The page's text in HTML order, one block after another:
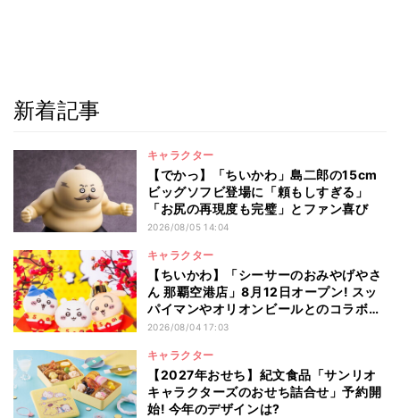
新着記事
キャラクター
【でかっ】「ちいかわ」島二郎の15cm
ビッグソフビ登場に「頼もしすぎる」
「お尻の再現度も完璧」とファン喜び
2026/08/05 14:04
キャラクター
【ちいかわ】「シーサーのおみやげやさ
ん 那覇空港店」8月12日オープン! スッ
パイマンやオリオンビールとのコラボ商
品一覧
2026/08/04 17:03
キャラクター
【2027年おせち】紀文食品「サンリオ
キャラクターズのおせち詰合せ」予約開
始! 今年のデザインは?